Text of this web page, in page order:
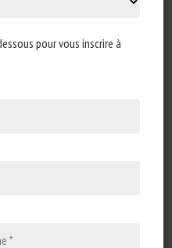
pour vous inscrire à